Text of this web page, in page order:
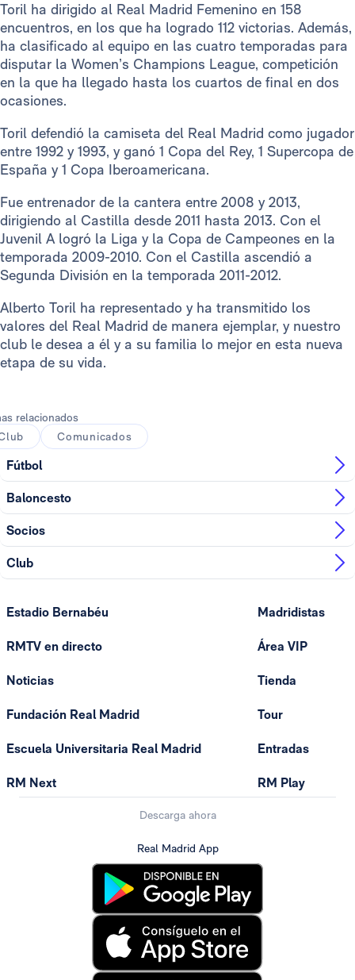
Toril ha dirigido al Real Madrid Femenino en 158
encuentros, en los que ha logrado 112 victorias. Además,
ha clasificado al equipo en las cuatro temporadas para
disputar la Women’s Champions League, competición
en la que ha llegado hasta los cuartos de final en dos
ocasiones.
Toril defendió la camiseta del Real Madrid como jugador
entre 1992 y 1993, y ganó 1 Copa del Rey, 1 Supercopa de
España y 1 Copa Iberoamericana.
Fue entrenador de la cantera entre 2008 y 2013,
dirigiendo al Castilla desde 2011 hasta 2013. Con el
Juvenil A logró la Liga y la Copa de Campeones en la
temporada 2009-2010. Con el Castilla ascendió a
Segunda División en la temporada 2011-2012.
Alberto Toril ha representado y ha transmitido los
valores del Real Madrid de manera ejemplar, y nuestro
club le desea a él y a su familia lo mejor en esta nueva
etapa de su vida.
relacionados
Comunicados
Fútbol
Baloncesto
Socios
Club
Estadio Bernabéu
RMTV en directo
Noticias
Fundación Real Madrid
Escuela Universitaria Real Madrid
RM Next
Madridistas
Área VIP
Tienda
Tour
Entradas
RM Play
Descarga ahora
Real Madrid App